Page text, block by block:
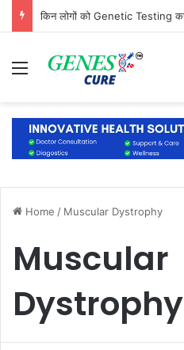
Menu
Home / Muscular Dystrophy
Muscular
Dystrophy